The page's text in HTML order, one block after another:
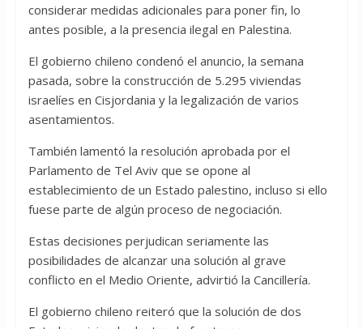
considerar medidas adicionales para poner fin, lo
antes posible, a la presencia ilegal en Palestina.
El gobierno chileno condenó el anuncio, la semana
pasada, sobre la construcción de 5.295 viviendas
israelíes en Cisjordania y la legalización de varios
asentamientos.
También lamentó la resolución aprobada por el
Parlamento de Tel Aviv que se opone al
establecimiento de un Estado palestino, incluso si ello
fuese parte de algún proceso de negociación.
Estas decisiones perjudican seriamente las
posibilidades de alcanzar una solución al grave
conflicto en el Medio Oriente, advirtió la Cancillería.
El gobierno chileno reiteró que la solución de dos